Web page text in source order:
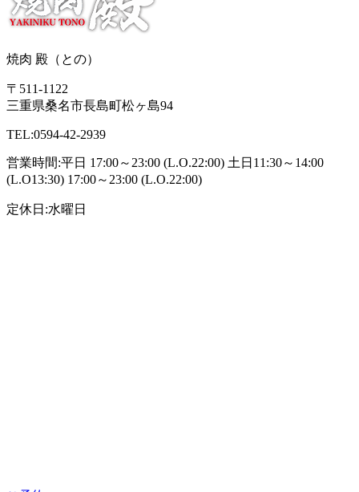
焼肉 殿（との）
〒511-1122
三重県桑名市長島町松ヶ島94
TEL:0594-42-2939
営業時間:平日 17:00～23:00 (L.O.22:00) 土日11:30～14:00
(L.O13:30) 17:00～23:00 (L.O.22:00)
定休日:水曜日